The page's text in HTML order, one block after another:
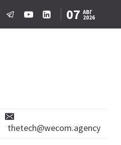
07 АВГ
2026
thetech@wecom.agency